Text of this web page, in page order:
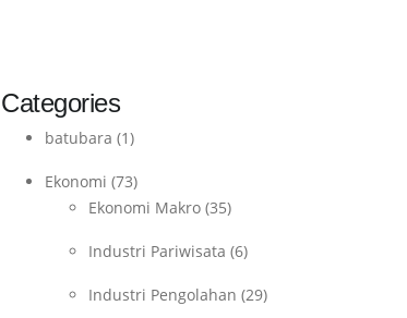
Categories
batubara (1)
Ekonomi (73)
Ekonomi Makro (35)
Industri Pariwisata (6)
Industri Pengolahan (29)